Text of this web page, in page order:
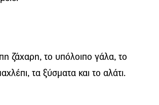
ζάχαρη, το υπόλοιπο γάλα, το
τα ξύσματα και το αλάτι.